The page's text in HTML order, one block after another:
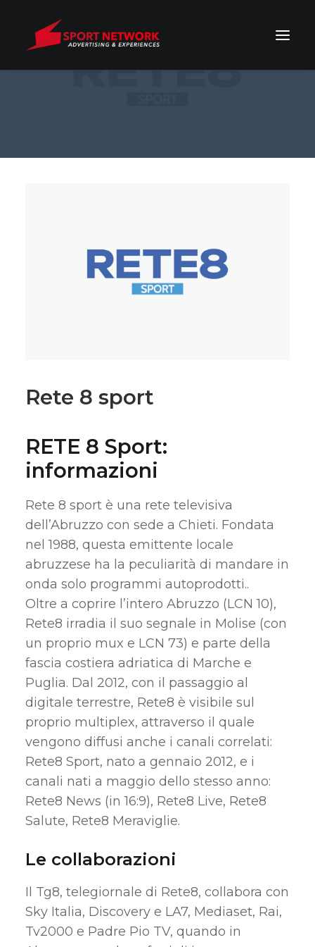
Rete 8 sport
RETE 8 Sport:
informazioni
Rete 8 sport è una rete televisiva
dell’Abruzzo con sede a Chieti. Fondata
nel 1988, questa emittente locale
abruzzese ha la peculiarità di mandare in
onda solo programmi autoprodotti..
Oltre a coprire l’intero Abruzzo (LCN 10),
Rete8 irradia il suo segnale in Molise (con
un proprio mux e LCN 73) e parte della
fascia costiera adriatica di Marche e
Puglia. Dal 2012, con il passaggio al
digitale terrestre, Rete8 è visibile sul
proprio multiplex, attraverso il quale
vengono diffusi anche i canali correlati:
Rete8 Sport, nato a gennaio 2012, e i
canali nati a maggio dello stesso anno:
Rete8 News (in 16:9), Rete8 Live, Rete8
Salute, Rete8 Meraviglie.
Le collaborazioni
Il Tg8, telegiornale di Rete8, collabora con
Sky Italia, Discovery e LA7, Mediaset, Rai,
Tv2000 e Padre Pio TV, quando in